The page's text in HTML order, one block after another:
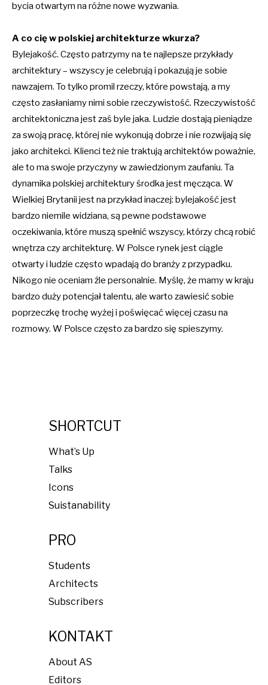
bycia otwartym na różne nowe wyzwania.
A co cię w polskiej architekturze wkurza?
Bylejakość. Często patrzymy na te najlepsze przykłady
architektury – wszyscy je celebrują i pokazują je sobie
nawzajem. To tylko promil rzeczy, które powstają, a my
często zasłaniamy nimi sobie rzeczywistość. Rzeczywistość
architektoniczna jest zaś byle jaka. Ludzie dostają pieniądze
za swoją pracę, której nie wykonują dobrze i nie rozwijają się
jako architekci. Klienci też nie traktują architektów poważnie,
ale to ma swoje przyczyny w zawiedzionym zaufaniu. Ta
dynamika polskiej architektury środka jest męcząca. W
Wielkiej Brytanii jest na przykład inaczej: bylejakość jest
bardzo niemile widziana, są pewne podstawowe
oczekiwania, które muszą spełnić wszyscy, którzy chcą robić
wnętrza czy architekturę. W Polsce rynek jest ciągle
otwarty i ludzie często wpadają do branży z przypadku.
Nikogo nie oceniam źle personalnie. Myślę, że mamy w kraju
bardzo duży potencjał talentu, ale warto zawiesić sobie
poprzeczkę trochę wyżej i poświęcać więcej czasu na
rozmowy. W Polsce często za bardzo się spieszymy.
SHORTCUT
What’s Up
Talks
Icons
Suistanability
PRO
Students
Architects
Subscribers
KONTAKT
About AS
Editors